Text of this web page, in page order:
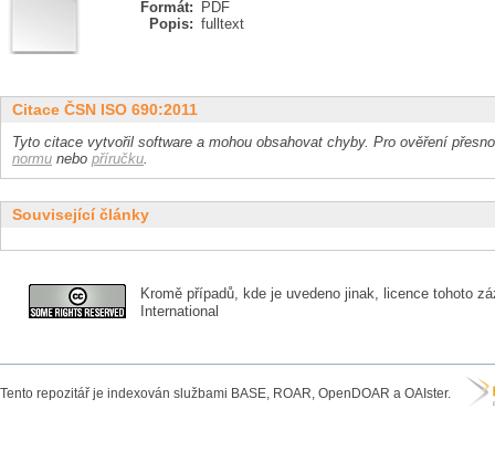
Formát:
PDF
Popis: fulltext
Citace ČSN ISO 690:2011
Tyto citace vytvořil software a mohou obsahovat chyby. Pro ověření
normu nebo příručku.
Související články
Kromě případů, kde je uvedeno jinak, licence tohoto
International
Tento repozitář je indexován službami BASE, ROAR, OpenDOAR a OAIster.